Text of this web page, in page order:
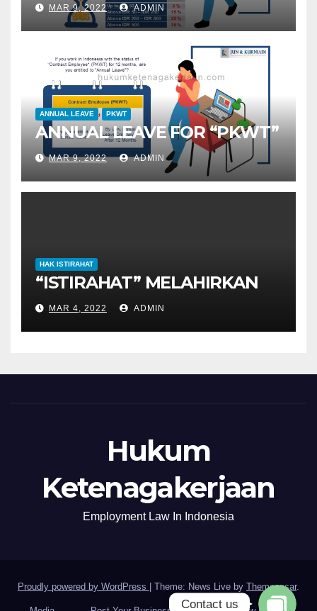
MAR 9, 2022 ADMIN
ANNUAL LEAVE PKWT
ANNUAL LEAVE FOR “PKWT”
MAR 9, 2022 ADMIN
HAK ISTIRAHAT
“ISTIRAHAT” MELAHIRKAN
MAR 4, 2022 ADMIN
Hukum
Ketenagakerjaan
Employment Law In Indonesia
Proudly powered by WordPress Theme: News Live by Themeansar.
WhatsApp
Contact us